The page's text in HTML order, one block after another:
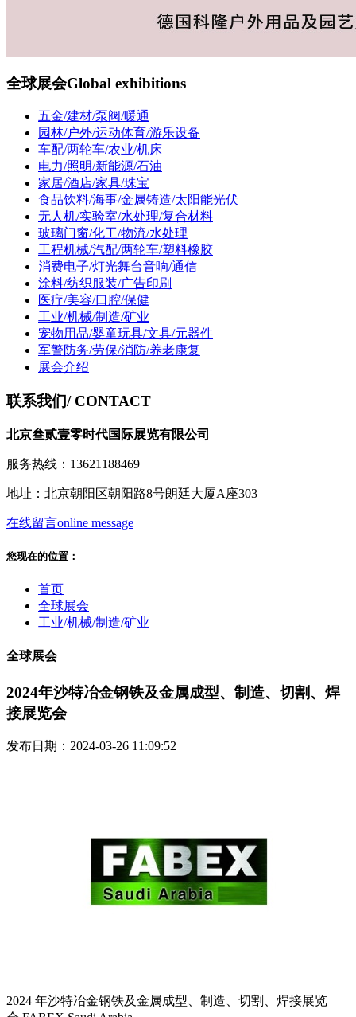
全球展会Global exhibitions
五金/建材/泵阀/暖通
园林/户外/运动体育/游乐设备
车配/两轮车/农业/机床
电力/照明/新能源/石油
家居/酒店/家具/珠宝
食品饮料/海事/金属铸造/太阳能光伏
无人机/实验室/水处理/复合材料
玻璃门窗/化工/物流/水处理
工程机械/汽配/两轮车/塑料橡胶
消费电子/灯光舞台音响/通信
涂料/纺织服装/广告印刷
医疗/美容/口腔/保健
工业/机械/制造/矿业
宠物用品/婴童玩具/文具/元器件
军警防务/劳保/消防/养老康复
展会介绍
联系我们/ CONTACT
北京叁贰壹零时代国际展览有限公司
服务热线：13621188469
地址：北京朝阳区朝阳路8号朗廷大厦A座303
在线留言online message
您现在的位置：
首页
全球展会
工业/机械/制造/矿业
全球展会
2024年沙特冶金钢铁及金属成型、制造、切割、焊
接展览会
发布日期：2024-03-26 11:09:52
2024 年沙特冶金钢铁及金属成型、制造、切割、焊接展览